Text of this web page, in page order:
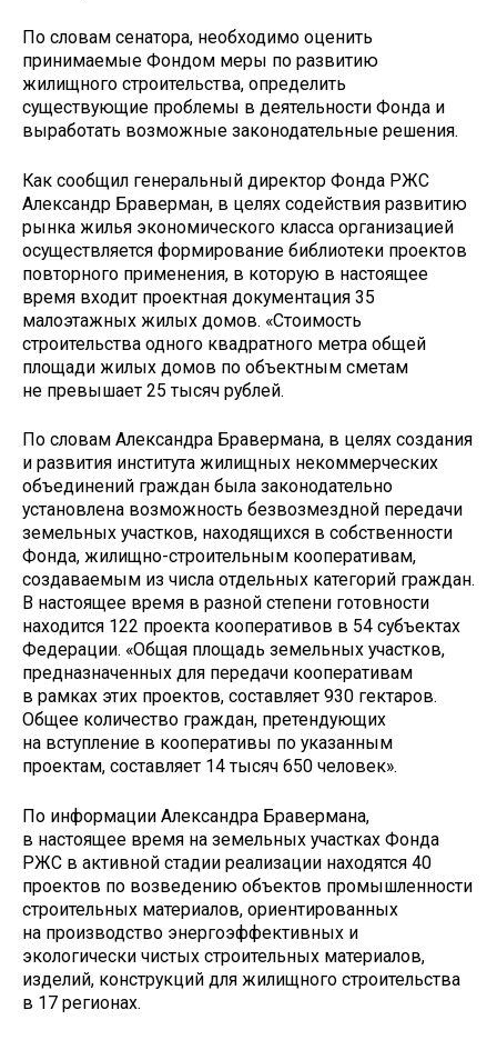
По словам сенатора, необходимо оценить
принимаемые Фондом меры по развитию
жилищного строительства, определить
существующие проблемы в деятельности Фонда и
выработать возможные законодательные решения.
Как сообщил генеральный директор Фонда РЖС
Александр Браверман, в целях содействия развитию
рынка жилья экономического класса организацией
осуществляется формирование библиотеки проектов
повторного применения, в которую в настоящее
время входит проектная документация 35
малоэтажных жилых домов. «Стоимость
строительства одного квадратного метра общей
площади жилых домов по объектным сметам
не превышает 25 тысяч рублей.
По словам Александра Бравермана, в целях создания
и развития института жилищных некоммерческих
объединений граждан была законодательно
установлена возможность безвозмездной передачи
земельных участков, находящихся в собственности
Фонда, жилищно-строительным кооперативам,
создаваемым из числа отдельных категорий граждан.
В настоящее время в разной степени готовности
находится 122 проекта кооперативов в 54 субъектах
Федерации. «Общая площадь земельных участков,
предназначенных для передачи кооперативам
в рамках этих проектов, составляет 930 гектаров.
Общее количество граждан, претендующих
на вступление в кооперативы по указанным
проектам, составляет 14 тысяч 650 человек».
По информации Александра Бравермана,
в настоящее время на земельных участках Фонда
РЖС в активной стадии реализации находятся 40
проектов по возведению объектов промышленности
строительных материалов, ориентированных
на производство энергоэффективных и
экологически чистых строительных материалов,
изделий, конструкций для жилищного строительства
в 17 регионах.